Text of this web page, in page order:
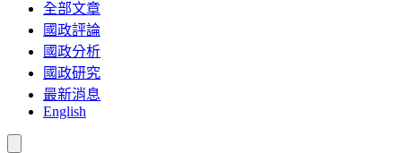
全部文章
國政評論
國政分析
國政研究
最新消息
English